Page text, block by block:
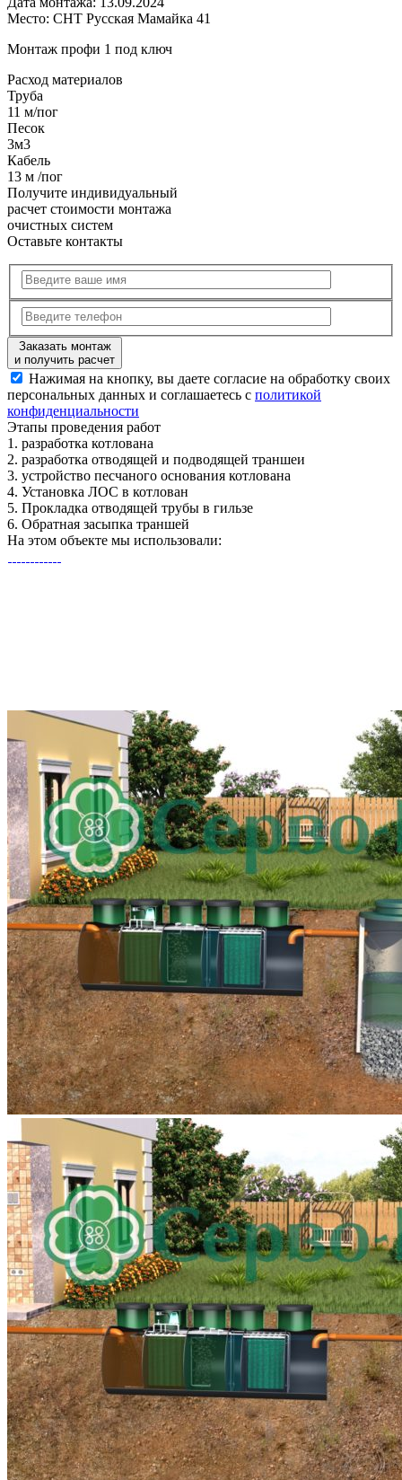
Место: СНТ Русская Мамайка 41
Монтаж профи 1 под ключ
Расход материалов
Труба
11 м/пог
Песок
3м3
Кабель
13 м /пог
Получите индивидуальный
расчет стоимости монтажа
очистных систем
Оставьте контакты
Заказать монтаж
и получить расчет
Нажимая на кнопку, вы даете согласие на обработку своих
персональных данных и соглашаетесь с политикой
конфиденциальности
Этапы проведения работ
1. разработка котлована
2. разработка отводящей и подводящей траншеи
3. устройство песчаного основания котлована
4. Установка ЛОС в котлован
5. Прокладка отводящей трубы в гильзе
6. Обратная засыпка траншей
На этом объекте мы использовали: